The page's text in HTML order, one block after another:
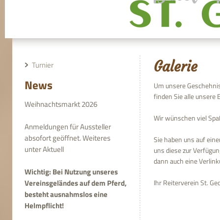
Turnier
News
Weihnachtsmarkt 2026
Anmeldungen für Aussteller
absofort geöffnet. Weiteres
unter Aktuell
Wichtig: Bei Nutzung unseres
Vereinsgeländes auf dem Pferd,
besteht ausnahmslos eine
Helmpflicht!
Galerie
Um unsere
finden Sie alle unsere
Wir wünschen viel
Sie haben uns auf
uns diese zur
dann auch eine
Ihr Reiterverein St.